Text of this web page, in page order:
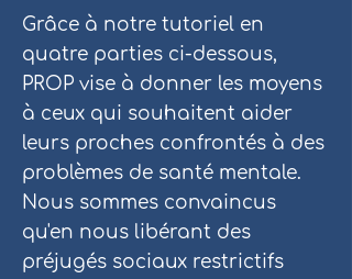
Grâce à notre tutoriel en
quatre parties ci-dessous,
PROP vise à donner les moyens
à ceux qui souhaitent aider
leurs proches confrontés à des
problèmes de santé mentale.
Nous sommes convaincus
qu'en nous libérant des
préjugés sociaux restrictifs